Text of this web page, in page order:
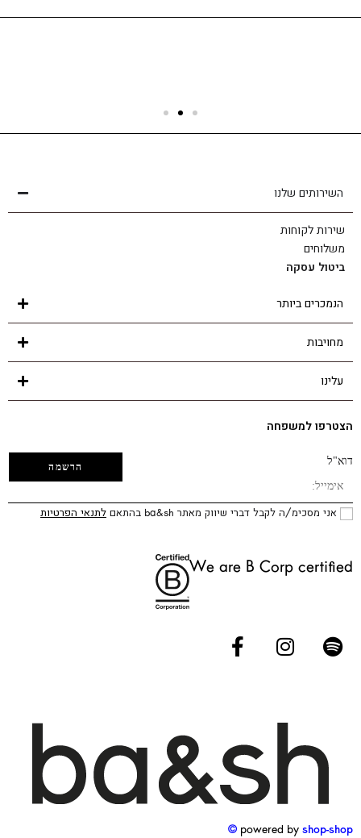
שירות לקוחות
השירותים שלנו
שירות לקוחות
משלוחים
ביטול עסקה
הנמכרים ביותר
מחויבות
עלינו
הצטרפו למשפחה
דוא"ל
אני מסכימ/ה לקבל דברי שיווק מאתר ba&sh בהתאם לתנאי הפרטיות
We are B Corp certified
powered by shop-shop ©️